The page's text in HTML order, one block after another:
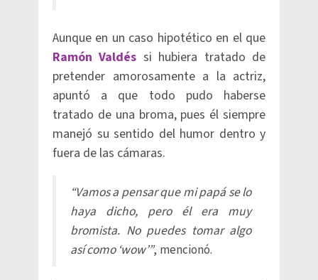
Aunque en un caso hipotético en el que
Ramón Valdés si hubiera tratado de
pretender amorosamente a la actriz,
apuntó a que todo pudo haberse
tratado de una broma, pues él siempre
manejó su sentido del humor dentro y
fuera de las cámaras.
“Vamos a pensar que mi papá se lo
haya dicho, pero él era muy
bromista. No puedes tomar algo
así como ‘wow’”, mencionó.